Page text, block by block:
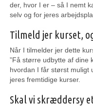
der, hvor I er – så I nemt
selv og for jeres
Tilmeld jer kurset,
Når I tilmelder jer dette
”Få større udbytte af dine
hvordan I får størst muligt
jeres fremtidige kurser.
Skal vi skræddersy